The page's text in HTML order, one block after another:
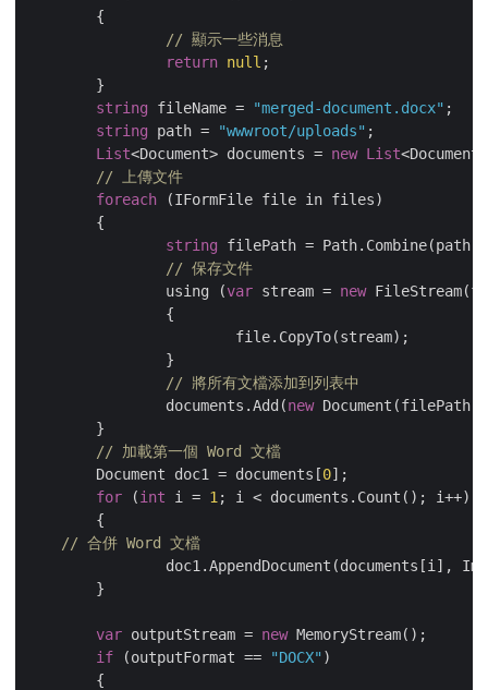
// 顯示一些消息
return null ;
string fileName = "merged-document.docx" ;
string path = "wwwroot/uploads" ;
List<Document> documents = new List
// 上傳文件
foreach (IFormFile file in files)
string filePath =
// 保存文件
		using (
var stream = new
// 將所有文檔添加到列表中
		documents.Add(
new
// 加載第一個 Word 文檔
	Document doc1 = documents[
0];
for (int i = 1; i < documents.Count(); i++)
// 合併 Word 文檔
var outputStream = new MemoryStream();
if (outputFormat == "DOCX" )